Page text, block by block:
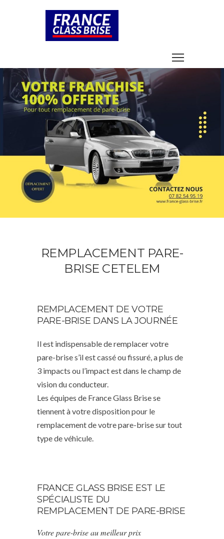
REMPLACEMENT PARE-
BRISE CETELEM
REMPLACEMENT DE VOTRE
PARE-BRISE DANS LA JOURNÉE
Il est indispensable de remplacer votre
pare-brise s’il est cassé ou fissuré, a plus de
3 impacts ou l’impact est dans le champ de
vision du conducteur.
Les équipes de France Glass Brise se
tiennent à votre disposition pour le
remplacement de votre pare-brise sur tout
type de véhicule.
FRANCE GLASS BRISE EST LE
SPÉCIALISTE DU
REMPLACEMENT DE PARE-BRISE
Votre pare-brise au meilleur prix